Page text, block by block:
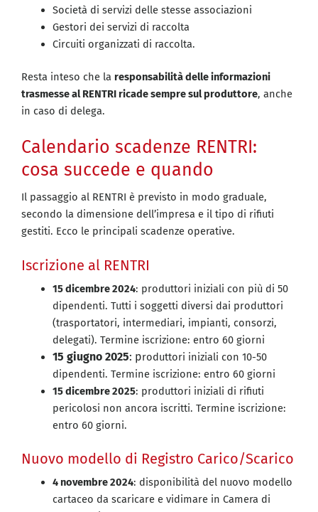
Società di servizi delle stesse associazioni
Gestori dei servizi di raccolta
Circuiti organizzati di raccolta.
Resta inteso che la responsabilità delle informazioni
trasmesse al RENTRI ricade sempre sul produttore, anche
in caso di delega.
Calendario scadenze RENTRI:
cosa succede e quando
Il passaggio al RENTRI è previsto in modo graduale,
secondo la dimensione dell’impresa e il tipo di rifiuti
gestiti. Ecco le principali scadenze operative.
Iscrizione al RENTRI
15 dicembre 2024: produttori iniziali con più di 50
dipendenti. Tutti i soggetti diversi dai produttori
(trasportatori, intermediari, impianti, consorzi,
delegati). Termine iscrizione: entro 60 giorni
15 giugno 2025: produttori iniziali con 10-50
dipendenti. Termine iscrizione: entro 60 giorni
15 dicembre 2025: produttori iniziali di rifiuti
pericolosi non ancora iscritti. Termine iscrizione:
entro 60 giorni.
Nuovo modello di Registro Carico/Scarico
4 novembre 2024: disponibilità del nuovo modello
cartaceo da scaricare e vidimare in Camera di